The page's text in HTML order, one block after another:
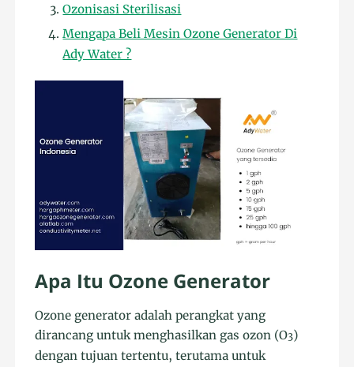
Ozonisasi Sterilisasi
Mengapa Beli Mesin Ozone Generator Di
Ady Water ?
Apa Itu Ozone Generator
Ozone generator adalah perangkat yang
dirancang untuk menghasilkan gas ozon (O3)
dengan tujuan tertentu, terutama untuk